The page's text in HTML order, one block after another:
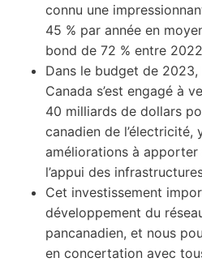
connu une
45 % par année en
bond de 72 % entre
Dans le budget de
Canada s’est engagé à
40 milliards de dollars
canadien de l’électricité,
améliorations à apporter
l’appui des
Cet investissement
développement du
pancanadien, et nous
en concertation avec